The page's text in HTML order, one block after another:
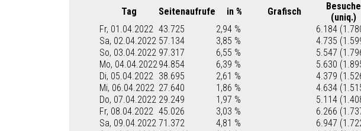
Tag Seitenaufrufe in % Grafisch
Besuche
(uniq.)
Fr, 01.04.2022 43.725 2,94 % 6.184
Sa, 02.04.2022 57.134 3,85 % 4.735
So, 03.04.2022 97.317 6,55 % 5.547
Mo, 04.04.202294.854 6,39 % 5.630
Di, 05.04.2022 38.695 2,61 % 4.379
Mi, 06.04.2022 27.640 1,86 % 4.634
Do, 07.04.2022 29.249 1,97 % 5.114
Fr, 08.04.2022 45.026 3,03 % 6.266
Sa, 09.04.2022 71.372 4,81 % 6.947